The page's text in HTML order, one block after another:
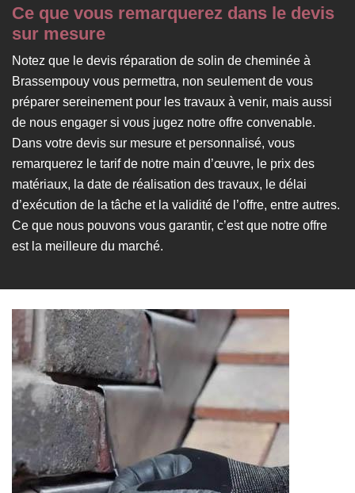
Ce que vous remarquerez dans le devis
sur mesure
Notez que le devis réparation de solin de cheminée à
Brassempouy vous permettra, non seulement de vous
préparer sereinement pour les travaux à venir, mais aussi
de nous engager si vous jugez notre offre convenable.
Dans votre devis sur mesure et personnalisé, vous
remarquerez le tarif de notre main d’œuvre, le prix des
matériaux, la date de réalisation des travaux, le délai
d’exécution de la tâche et la validité de l’offre, entre autres.
Ce que nous pouvons vous garantir, c’est que notre offre
est la meilleure du marché.